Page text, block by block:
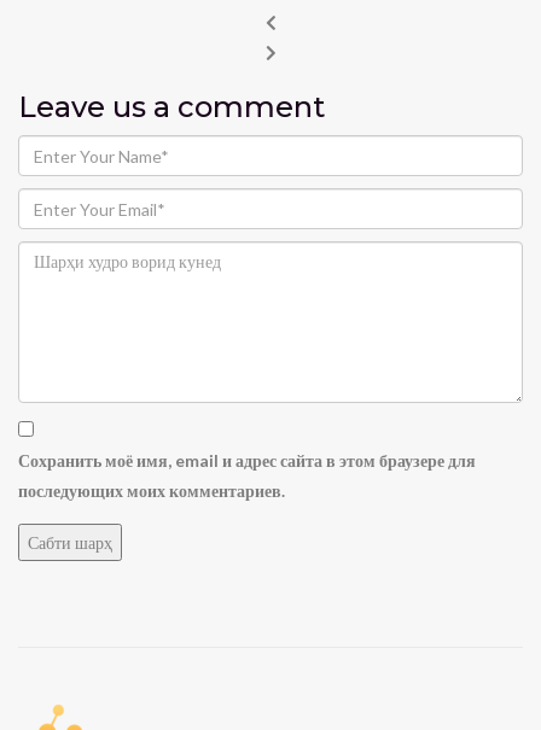
Leave us a comment
Сохранить моё имя, email и адрес сайта в этом браузере для
последующих моих комментариев.